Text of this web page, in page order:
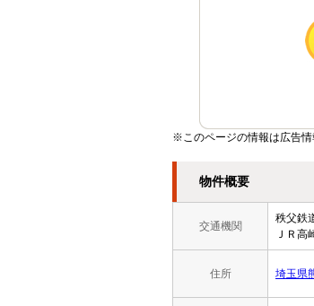
※このページの情報は広告
物件概要
交通機関
秩父鉄
ＪＲ
住所 埼玉県